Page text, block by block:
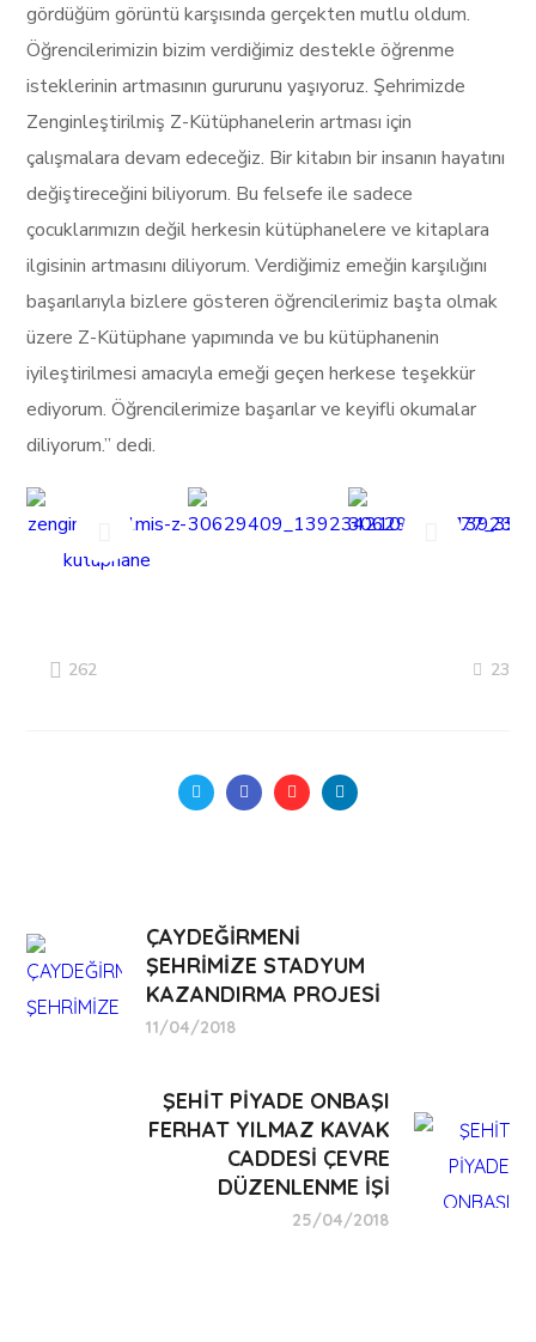
gördüğüm görüntü karşısında gerçekten mutlu oldum.
Öğrencilerimizin bizim verdiğimiz destekle öğrenme
isteklerinin artmasının gururunu yaşıyoruz. Şehrimizde
Zenginleştirilmiş Z-Kütüphanelerin artması için
çalışmalara devam edeceğiz. Bir kitabın bir insanın hayatını
değiştireceğini biliyorum. Bu felsefe ile sadece
çocuklarımızın değil herkesin kütüphanelere ve kitaplara
ilgisinin artmasını diliyorum. Verdiğimiz emeğin karşılığını
başarılarıyla bizlere gösteren öğrencilerimiz başta olmak
üzere Z-Kütüphane yapımında ve bu kütüphanenin
iyileştirilmesi amacıyla emeği geçen herkese teşekkür
ediyorum. Öğrencilerimize başarılar ve keyifli okumalar
diliyorum.” dedi.
262 23
ÇAYDEĞİRMENİ
ŞEHRİMİZE STADYUM
KAZANDIRMA PROJESİ
11/04/2018
ŞEHİT PİYADE ONBAŞI
FERHAT YILMAZ KAVAK
CADDESİ ÇEVRE
DÜZENLENME İŞİ
25/04/2018